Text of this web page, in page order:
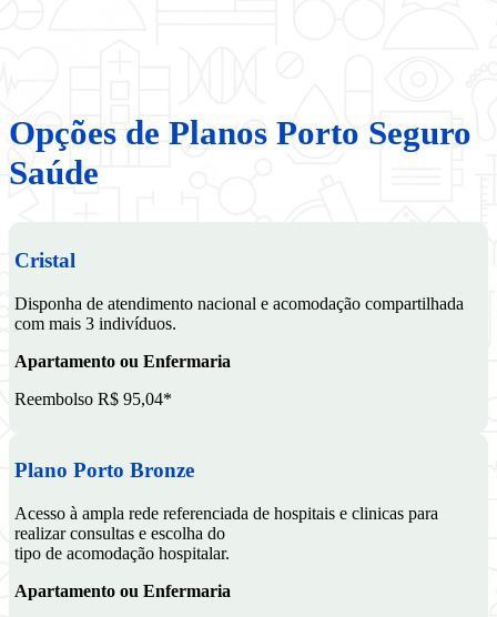
Opções de Planos Porto Seguro
Saúde
Cristal
Disponha de atendimento nacional e acomodação compartilhada
com mais 3 indivíduos.
Apartamento ou Enfermaria
Reembolso R$ 95,04*
Plano Porto Bronze
Acesso à ampla rede referenciada de hospitais e clinicas para
realizar consultas e escolha do
tipo de acomodação hospitalar.
Apartamento ou Enfermaria